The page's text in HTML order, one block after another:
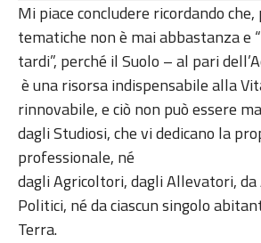
Mi piace concludere ricordando
tematiche non è mai abbastanza e
tardi”, perché il Suolo – al pari
è una risorsa indispensabile alla
rinnovabile, e ciò non può essere
dagli Studiosi, che vi dedicano la
professionale, né
dagli Agricoltori, dagli Allevatori,
Politici, né da ciascun singolo
Terra.